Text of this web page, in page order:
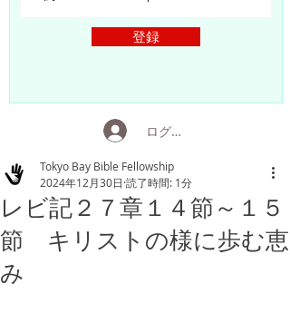
登録
ログイン
レビ記２７章１４節～１５
節 キリストの様に歩む恵
み
Tokyo Bay Bible Fellowship
2024年12月30日 読了時間: 1分